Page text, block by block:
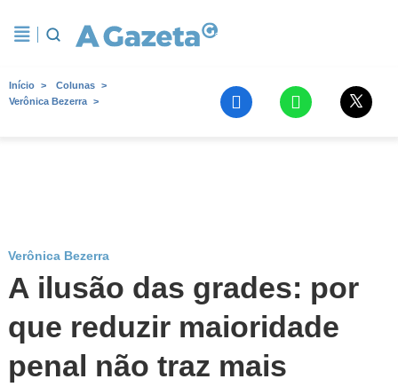
Início
Colunas
Verônica Bezerra
Verônica Bezerra
A ilusão das grades: por
que reduzir maioridade
penal não traz mais